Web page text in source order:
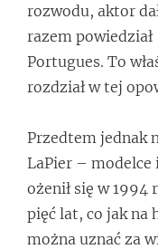
rozwodu, aktor
razem
Portugues. To
rozdział w tej
Przedtem jednak
LaPier – modelce
ożenił się w 1994
pięć lat, co jak na
można uznać za